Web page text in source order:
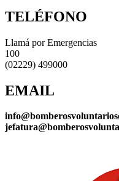
TELÉFONO
Llamá por Emergencias
100
(02229) 499000
EMAIL